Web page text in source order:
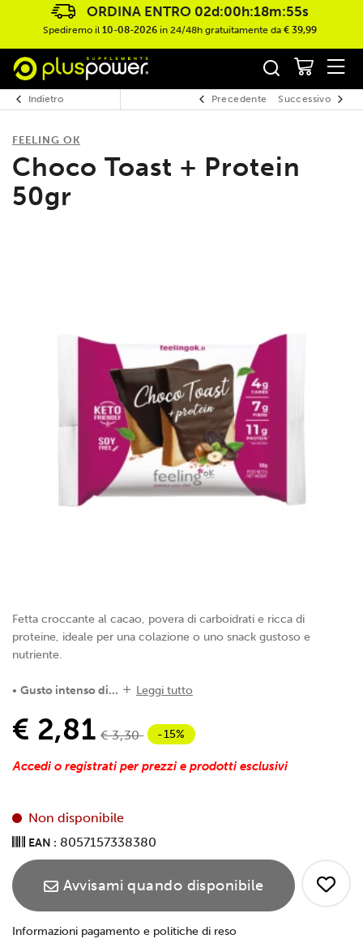
ORDINA ENTRO 02d:00h:18m:55s
Spediremo il 10-08-2026in 24/48h gratuitamente da € 39,99
Indietro Precedente Successivo
FEELING OK
Choco Toast + Protein
50gr
Fetta croccante al cacao, povera di carboidrati e ricca di
proteine, ideale per una colazione o uno snack gustoso e
nutriente.
• Gusto intenso di... Leggi tutto
€ 2,81 € 3,30 -15%
Accedi o registrati per prezzi e prodotti esclusivi
Non disponibile
EAN : 8057157338380
Avvisami quando disponibile
Informazioni pagamento e politiche di reso